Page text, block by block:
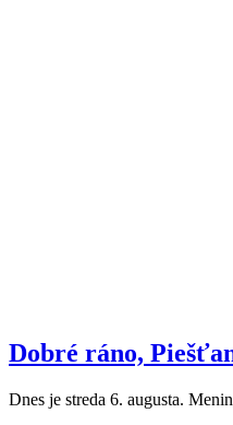
Dobré ráno,
Dnes je streda 6. augusta.